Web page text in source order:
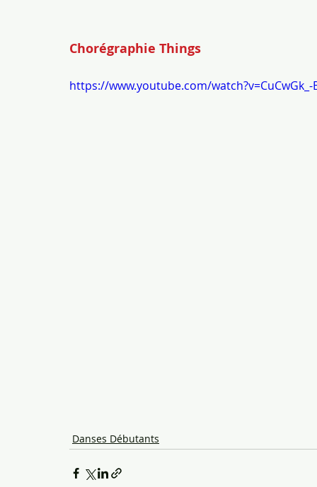
Chorégraphie Things
https://www.youtube.com/watch?v=CuCwGk_-
Danses Débutants